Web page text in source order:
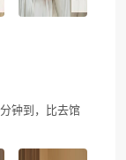
钟到，比去馆